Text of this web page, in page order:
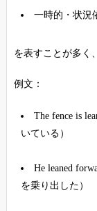
一時的・状況
を表すことが多く
例文：
The fence is
いている）
He leaned
を乗り出した）